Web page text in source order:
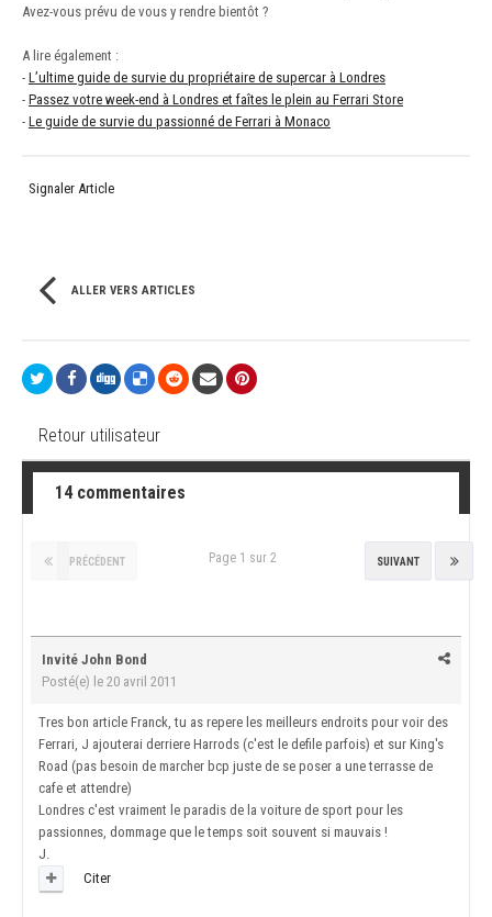
Avez-vous prévu de vous y rendre bientôt ?
A lire également :
- L’ultime guide de survie du propriétaire de supercar à Londres
- Passez votre week-end à Londres et faîtes le plein au Ferrari Store
- Le guide de survie du passionné de Ferrari à Monaco
Signaler Article
ALLER VERS ARTICLES
Retour utilisateur
14 commentaires
PRÉCÉDENT SUIVANT
Page 1 sur 2
Invité John Bond
Posté(e) le 20 avril 2011
Tres bon article Franck, tu as repere les meilleurs endroits pour voir des
Ferrari, J ajouterai derriere Harrods (c'est le defile parfois) et sur King's
Road (pas besoin de marcher bcp juste de se poser a une terrasse de
cafe et attendre)
Londres c'est vraiment le paradis de la voiture de sport pour les
passionnes, dommage que le temps soit souvent si mauvais !
J.
Citer